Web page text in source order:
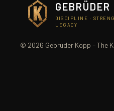
DISCIPLINE ·
LEGACY
© 2026 Gebrüder Kopp – The